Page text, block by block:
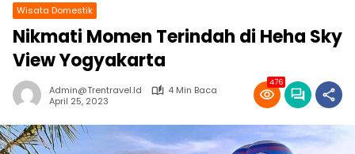
Wisata Domestik
Nikmati Momen Terindah di Heha Sky
View Yogyakarta
Admin@trentravel.id
4 Min Baca
April 25, 2023
476